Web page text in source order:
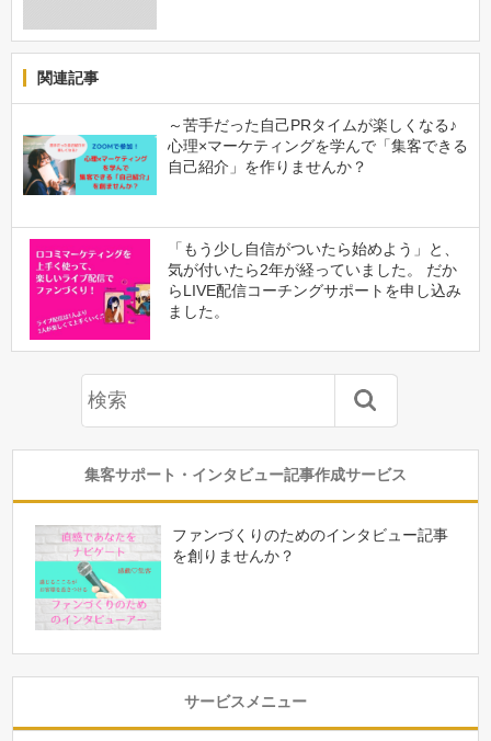
関連記事
～苦手だった自己PRタイムが楽しくなる♪
心理×マーケティングを学んで「集客できる
自己紹介」を作りませんか？
「もう少し自信がついたら始めよう」と、
気が付いたら2年が経っていました。 だか
らLIVE配信コーチングサポートを申し込み
ました。
集客サポート・インタビュー記事作成サービス
ファンづくりのためのインタビュー記事
を創りませんか？
サービスメニュー